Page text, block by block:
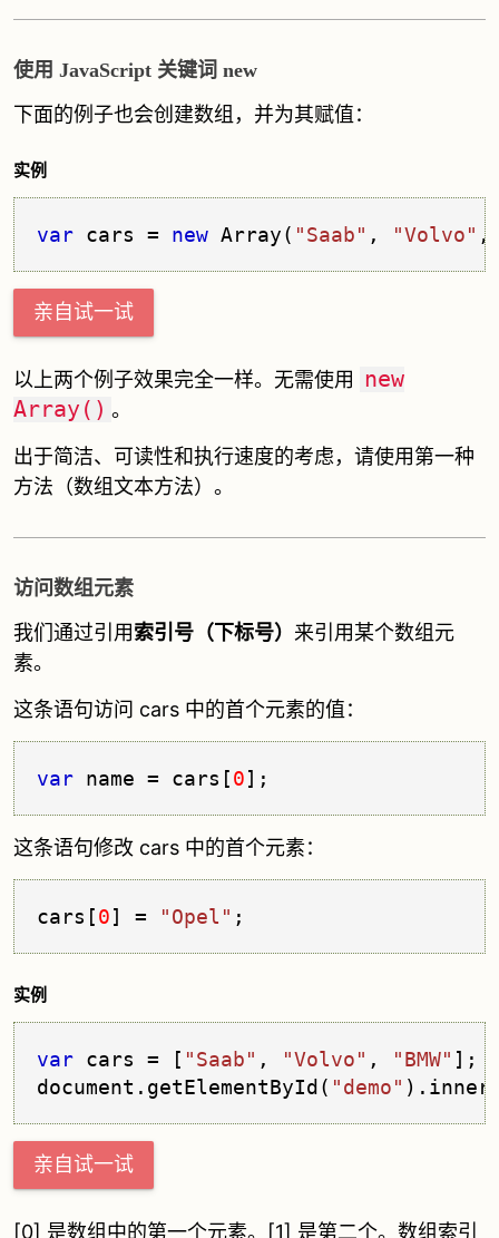
使用 JavaScript 关键词 new
下面的例子也会创建数组，并为其赋值：
实例
var cars = new Array( "Saab" , "Volvo"
亲自试一试
以上两个例子效果完全一样。无需使用
new
Array() 。
出于简洁、可读性和执行速度的考虑，请使用第一种
方法（数组文本方法）。
访问数组元素
我们通过引用索引号（下标号） 来引用某个数组元
素。
这条语句访问 cars 中的首个元素的值：
var name = cars[0];
这条语句修改 cars 中的首个元素：
cars[0] = "Opel" ;
实例
var cars = [ "Saab" , "Volvo" , "BMW" ];
document. getElementById ( "demo" ).
亲自试一试
[0] 是数组中的第一个元素。[1] 是第二个。数组索引